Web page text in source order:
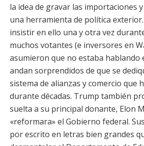
la idea de gravar las importaciones
una herramienta de política
insistir en ello una y otra vez
muchos votantes (e inversores en
asumieron que no estaba hablando
andan sorprendidos de que se
sistema de alianzas y comercio que
durante décadas. Trump también
suelta a su principal donante, Elon
«reformara» el Gobierno federal.
por escrito en letras bien grandes